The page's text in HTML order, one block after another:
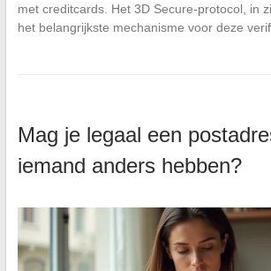
met creditcards. Het 3D Secure-protocol, in
het belangrijkste mechanisme voor deze
Mag je legaal een
iemand anders hebben?